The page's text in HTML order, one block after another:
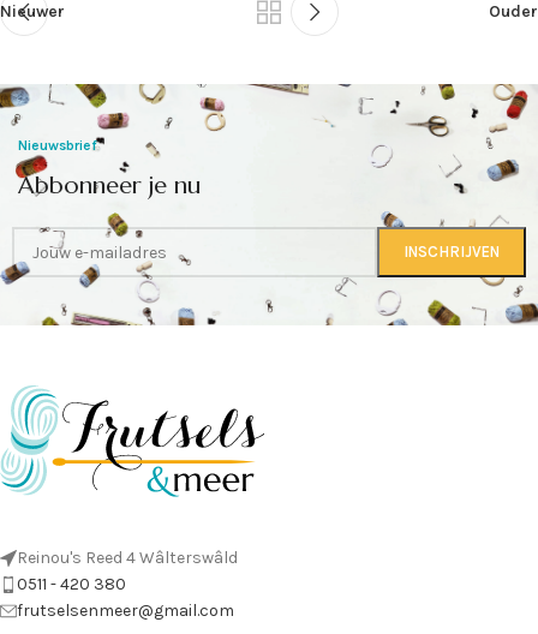
Nieuwer Ouder
Nieuwsbrief
Abbonneer je nu
Reinou's Reed 4 Wâlterswâld
0511 - 420 380
frutselsenmeer@gmail.com